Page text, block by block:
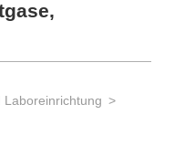
Laboreinrichtung